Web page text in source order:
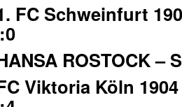
FC Schweinfurt
ROSTOCK –
Viktoria Köln